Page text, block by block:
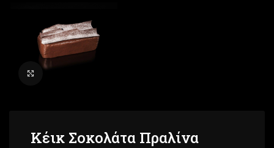
Κέικ Σοκολάτα Πραλίνα